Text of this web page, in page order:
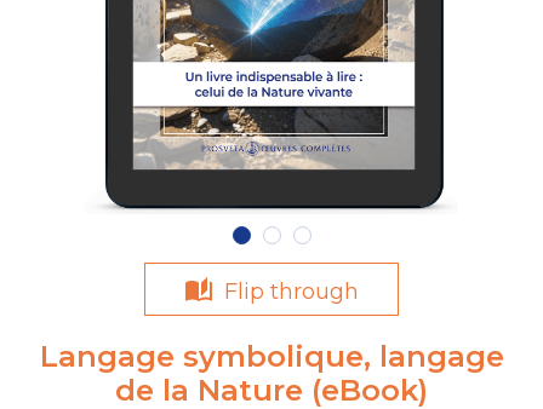
Flip through
Langage symbolique, langage
de la Nature (eBook)